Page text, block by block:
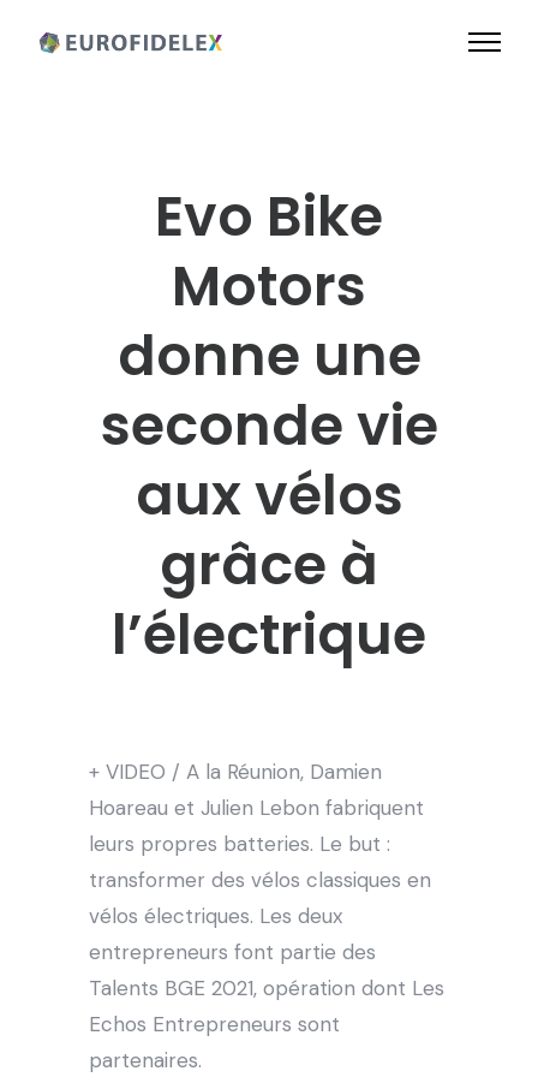
Evo Bike
Motors
donne une
seconde vie
aux vélos
grâce à
l’électrique
+ VIDEO / A la Réunion, Damien
Hoareau et Julien Lebon fabriquent
leurs propres batteries. Le but :
transformer des vélos classiques en
vélos électriques. Les deux
entrepreneurs font partie des
Talents BGE 2021, opération dont Les
Echos Entrepreneurs sont
partenaires.